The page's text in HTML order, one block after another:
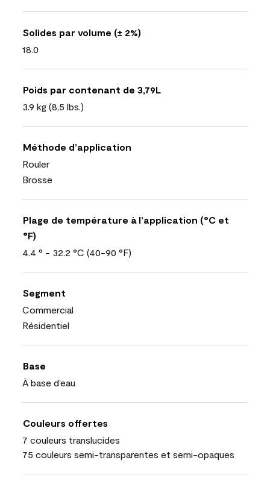
Solides par volume (± 2%)
18.0
Poids par contenant de 3,79L
3.9 kg (8,5 lbs.)
Méthode d’application
Rouler
Brosse
Plage de température à l’application (°C et
°F)
4.4 ° - 32.2 °C (40-90 °F)
Segment
Commercial
Résidentiel
Base
À base d’eau
Couleurs offertes
7 couleurs translucides
75 couleurs semi-transparentes et semi-opaques